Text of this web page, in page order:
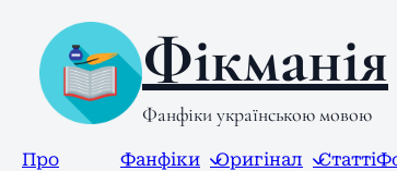
Фікманія
Фанфіки українською мовою
Про
Фанфіки Оригінал Статті